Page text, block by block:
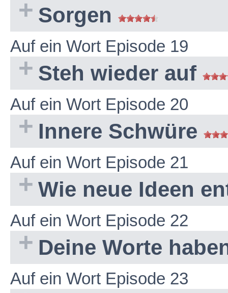
Sorgen
Auf ein Wort Episode 19
Steh wieder auf
Auf ein Wort Episode 20
Innere Schwüre
Auf ein Wort Episode 21
Wie neue Ideen
Auf ein Wort Episode 22
Deine Worte
Auf ein Wort Episode 23